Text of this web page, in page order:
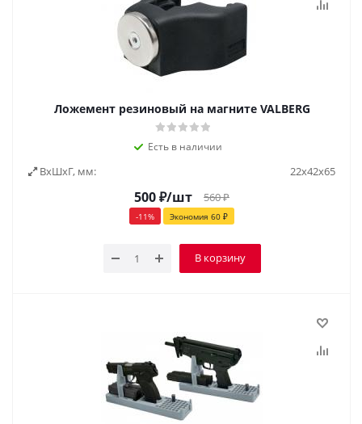
Ложемент резиновый на магните VALBERG
Есть в наличии
ВxШxГ, мм: 22x42x65
500₽/шт 560₽
-11% Экономия 60 ₽
В корзину